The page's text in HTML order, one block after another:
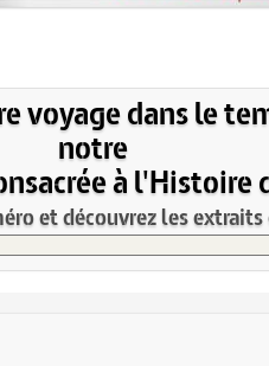
voyage dans le
notre
à l'Histoire
et découvrez les